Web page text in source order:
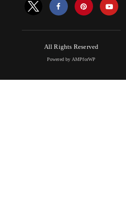
All Rights Reserved
Powered by AMPforWP